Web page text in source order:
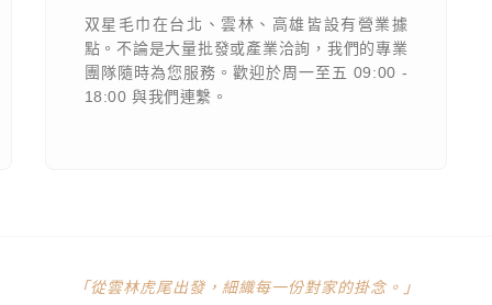
双星毛巾在台北、雲林、高雄皆設有營業據
點。不論是大量批發或產業洽詢，我們的專業
團隊隨時為您服務。歡迎於周一至五 09:00 -
18:00 與我們連繫。
「從雲林虎尾出發，細織每一份對家的掛念。」